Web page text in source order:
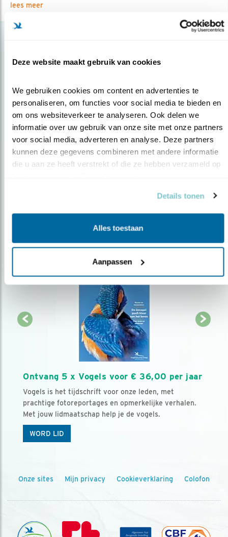
Deze website maakt gebruik van cookies
We gebruiken cookies om content en advertenties te
personaliseren, om functies voor social media te bieden en
om ons websiteverkeer te analyseren. Ook delen we
informatie over uw gebruik van onze site met onze partners
voor social media, adverteren en analyse. Deze partners
kunnen deze gegevens combineren met andere informatie
die u aan ze heeft verstrekt of die ze hebben verzameld op
Details tonen
Alles toestaan
Aanpassen
lees meer
Op de hoogte blijven?
Meld je aan en ontvang nieuws, inspiratie, acties en tips
over vogels en activiteiten van Vogelbescherming.
AANMELDEN VOGELNIEUWS
Ontvang 5 x Vogels voor € 36,00 per jaar
Vogels is het tijdschrift voor onze leden, met
prachtige fotoreportages en opmerkelijke verhalen.
Met jouw lidmaatschap help je de vogels.
WORD LID
Onze sites Mijn privacy Cookieverklaring Colofon